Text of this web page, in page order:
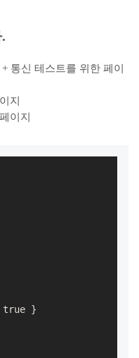
통신 테스트를 위한 페이
지
이지
true }